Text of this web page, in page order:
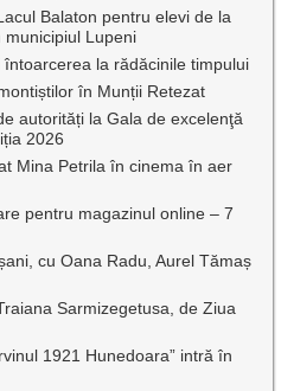
Balaton pentru elevi de la
municipiul Lupeni
la rădăcinile timpului
în Munții Retezat
autorități la Gala de excelenţă
2026
Mina Petrila în cinema în aer
pentru magazinul online – 7
cu Oana Radu, Aurel Tămaș
Sarmizegetusa, de Ziua
1921 Hunedoara” intră în